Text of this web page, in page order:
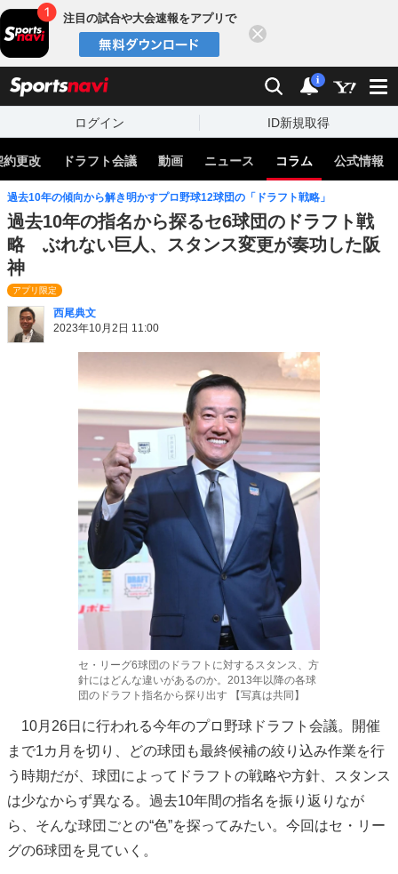
注目の試合や大会速報をアプリで
検索 通知
i
ログイン ID新規取得
約更改 ドラフト会議 動画 ニュース コラム 公式情報
過去10年の傾向から解き明かすプロ野球12球団の「ドラフト戦略」
過去10年の指名から探るセ6球団のドラフト戦
略 ぶれない巨人、スタンス変更が奏功した阪
神
アプリ限定
西尾典文
2023年10月2日 11:00
セ・リーグ6球団のドラフトに対するスタンス、方
針にはどんな違いがあるのか。2013年以降の各球
団のドラフト指名から探り出す 【写真は共同】
10月26日に行われる今年のプロ野球ドラフト会議。開催
まで1カ月を切り、どの球団も最終候補の絞り込み作業を行
う時期だが、球団によってドラフトの戦略や方針、スタンス
は少なからず異なる。過去10年間の指名を振り返りなが
ら、そんな球団ごとの“色”を探ってみたい。今回はセ・リー
グの6球団を見ていく。